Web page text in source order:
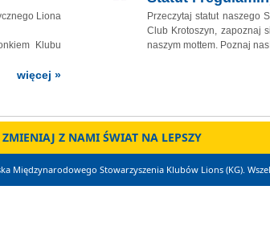
Liona
Klubu
więcej »
Przeczytaj statut naszego
Club Krotoszyn, zapoznaj
naszym mottem. Poznaj
ZMIENIAJ Z NAMI ŚWIAT NA LEPSZY
Międzynarodowego Stowarzyszenia Klubów Lions (KG).